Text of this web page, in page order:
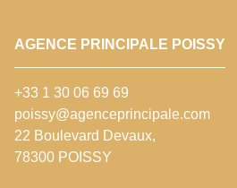
AGENCE PRINCIPALE POISSY
+33 1 30 06 69 69
poissy@agenceprincipale.com
22 Boulevard Devaux,
78300 POISSY